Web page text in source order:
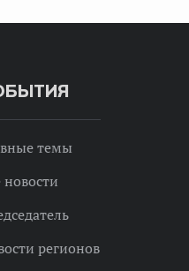
темы
новости
регионов